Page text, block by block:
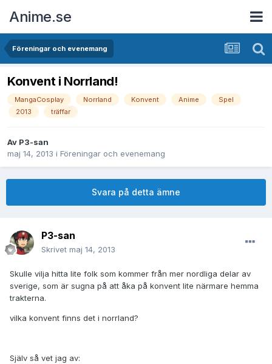
Anime.se
Föreningar och evenemang
Konvent i Norrland!
MangaCosplay Norrland Konvent Anime
Spel
2013
träffar
Av P3-san
maj 14, 2013 i Föreningar och evenemang
Svara på detta ämne
P3-san
Skrivet maj 14, 2013
Skulle vilja hitta lite folk som kommer från mer nordliga delar av
sverige, som är sugna på att åka på konvent lite närmare hemma
trakterna.
vilka konvent finns det i norrland?
Själv så vet jag av: